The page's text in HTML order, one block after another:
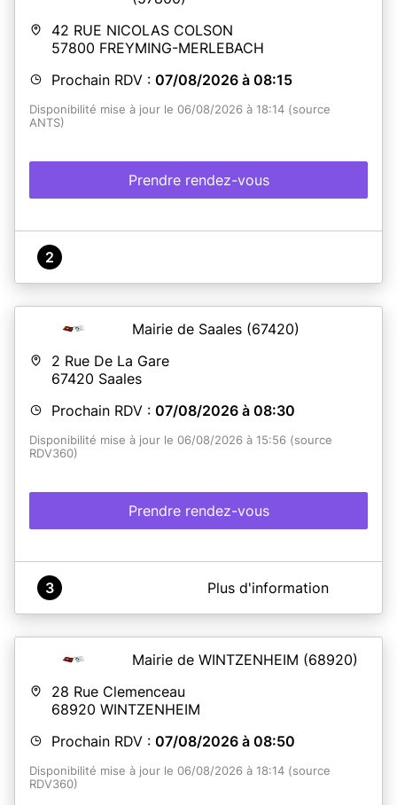
42 RUE NICOLAS COLSON
57800 FREYMING-MERLEBACH
Prochain RDV : 07/08/2026 à 08:15
Disponibilité mise à jour le 06/08/2026 à 18:14 (source
ANTS)
Prendre rendez-vous
2
Mairie de Saales (67420)
2 Rue De La Gare
67420 Saales
Prochain RDV : 07/08/2026 à 08:30
Disponibilité mise à jour le 06/08/2026 à 15:56 (source
RDV360)
Prendre rendez-vous
A propos de France Services Saales
3 Plus d'information
Mairie de WINTZENHEIM (68920)
28 Rue Clemenceau
68920 WINTZENHEIM
Prochain RDV : 07/08/2026 à 08:50
Disponibilité mise à jour le 06/08/2026 à 18:14 (source
RDV360)